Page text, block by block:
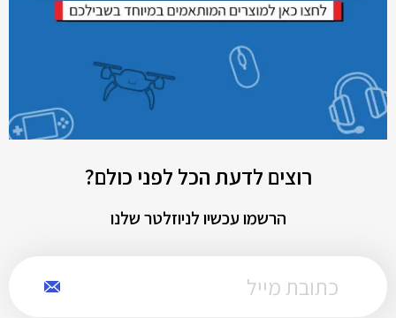
רוצים לדעת הכל לפני כולם?
הרשמו עכשיו לניוזלטר שלנו